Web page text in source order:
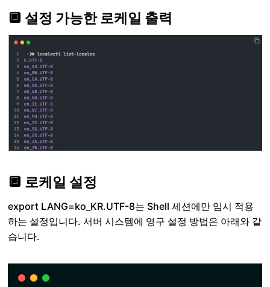
🔲 설정 가능한 로케일 출력
🔲 로케일 설정
export LANG=ko_KR.UTF-8는 Shell 세션에만 임시 적용
하는 설정입니다. 서버 시스템에 영구 설정 방법은 아래와 같
습니다.